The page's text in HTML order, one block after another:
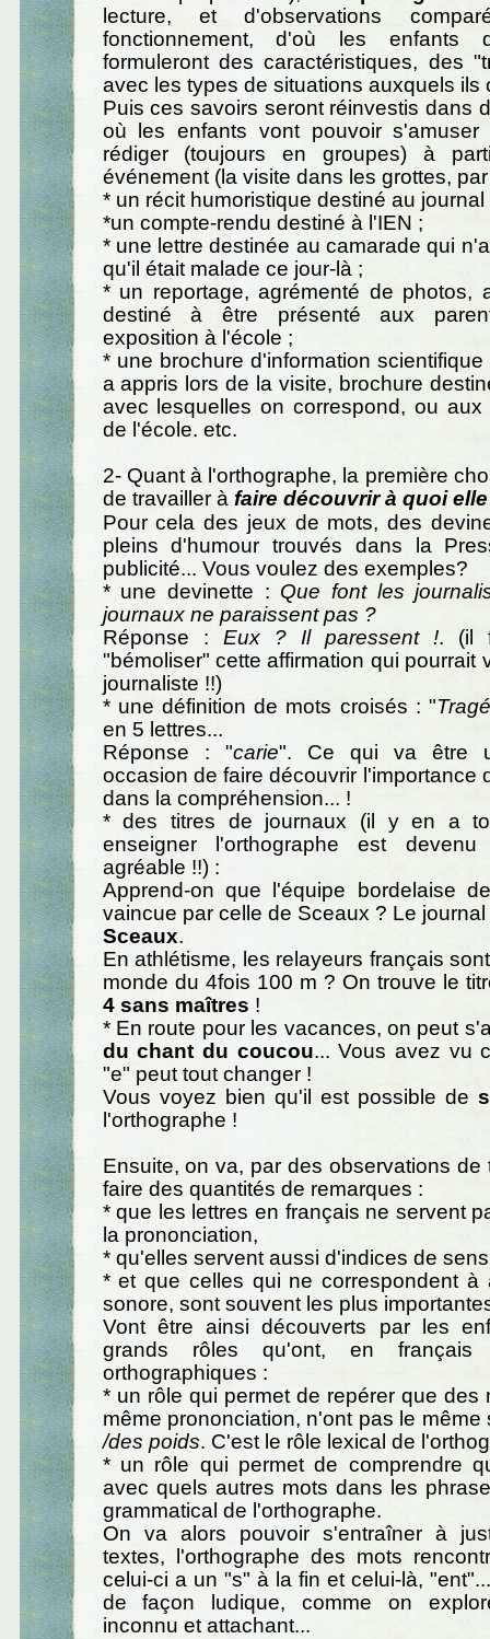
lecture, et d'observations
fonctionnement, d'où les enfants
formuleront des caractéristiques, des
avec les types de situations auxquels ils
Puis ces savoirs seront réinvestis dans
où les enfants vont pouvoir
rédiger (toujours en groupes) à
événement (la visite dans les grottes,
* un récit humoristique destiné au
*un compte-rendu destiné à l'IEN ;
* une lettre destinée au camarade qui
qu'il était malade ce jour-là ;
* un reportage, agrémenté de photos,
destiné à être présenté aux
exposition à l'école ;
* une brochure d'information
a appris lors de la visite, brochure
avec lesquelles on correspond, ou aux
de l'école. etc.
2- Quant à l'orthographe, la première
de travailler à faire découvrir à quoi
Pour cela des jeux de mots, des
pleins d'humour trouvés dans la
publicité... Vous voulez des exemples?
* une devinette : Que font les
journaux ne paraissent pas ?
Réponse : Eux ? Il paressent !. (il
"bémoliser" cette affirmation qui pourrait
journaliste !!)
* une définition de mots croisés : "
en 5 lettres...
Réponse : "carie". Ce qui va être
occasion de faire découvrir l'importance
dans la compréhension... !
* des titres de journaux (il y en a
enseigner l'orthographe est
agréable !!) :
Apprend-on que l'équipe bordelaise
vaincue par celle de Sceaux ? Le
Sceaux.
En athlétisme, les relayeurs français
monde du 4fois 100 m ? On trouve le
4 sans maîtres !
* En route pour les vacances, on peut
du chant du coucou... Vous avez vu
"e" peut tout changer !
Vous voyez bien qu'il est possible de
l'orthographe !
Ensuite, on va, par des observations de
faire des quantités de remarques :
* que les lettres en français ne servent
la prononciation,
* qu'elles servent aussi d'indices de
* et que celles qui ne correspondent à
sonore, sont souvent les plus
Vont être ainsi découverts par les
grands rôles qu'ont, en français
orthographiques :
* un rôle qui permet de repérer que des
même prononciation, n'ont pas le
/des poids. C'est le rôle lexical de
* un rôle qui permet de comprendre
avec quels autres mots dans les
grammatical de l'orthographe.
On va alors pouvoir s'entraîner à
textes, l'orthographe des mots
celui-ci a un "s" à la fin et celui-là,
de façon ludique, comme on
inconnu et attachant...